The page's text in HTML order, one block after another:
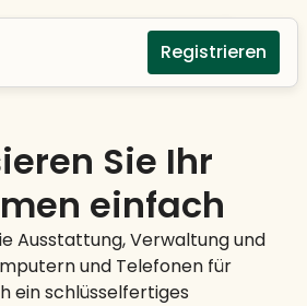
Registrieren
Sie Ihr
einfach
Ausstattung, Verwaltung und
und Telefonen für
ein schlüsselfertiges